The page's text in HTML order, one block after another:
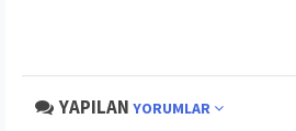
YAPILAN YORUMLAR